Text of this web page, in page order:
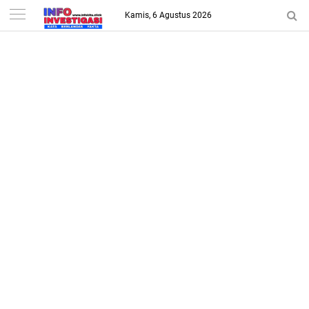
-->
Kamis, 6 Agustus 2026